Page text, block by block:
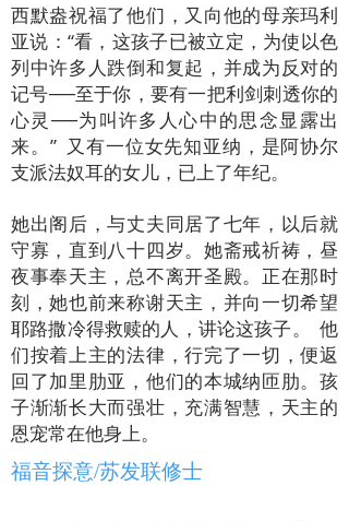
西默盎祝福了他们，又向他的母亲玛利
亚说：“看，这孩子已被立定，为使以色
列中许多人跌倒和复起，并成为反对的
记号──至于你，要有一把利剑刺透你的
心灵──为叫许多人心中的思念显露出
来。” 又有一位女先知亚纳，是阿协尔
支派法奴耳的女儿，已上了年纪。
她出阁后，与丈夫同居了七年，以后就
守寡，直到八十四岁。她斋戒祈祷，昼
夜事奉天主，总不离开圣殿。正在那时
刻，她也前来称谢天主，并向一切希望
耶路撒冷得救赎的人，讲论这孩子。 他
们按着上主的法律，行完了一切，便返
回了加里肋亚，他们的本城纳匝肋。孩
子渐渐长大而强壮，充满智慧，天主的
恩宠常在他身上。
福音探意/苏发联修士